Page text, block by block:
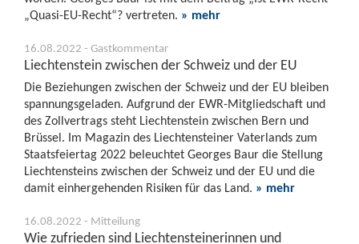
„Quasi-EU-Recht“? vertreten. » mehr
16.08.2022 - Gastkommentar
Liechtenstein zwischen der Schweiz und der EU
Die Beziehungen zwischen der Schweiz und der EU bleiben
spannungsgeladen. Aufgrund der EWR-Mitgliedschaft und
des Zollvertrags steht Liechtenstein zwischen Bern und
Brüssel. Im Magazin des Liechtensteiner Vaterlands zum
Staatsfeiertag 2022 beleuchtet Georges Baur die Stellung
Liechtensteins zwischen der Schweiz und der EU und die
damit einhergehenden Risiken für das Land. » mehr
16.08.2022 - Mitteilung
Wie zufrieden sind Liechtensteinerinnen und